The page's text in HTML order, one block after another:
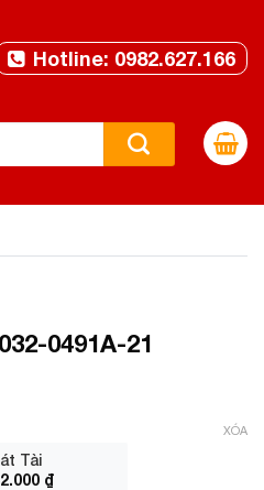
Hotline: 0982.627.166
0491A-21
Tài
₫
XÓA